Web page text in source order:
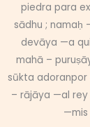
piedra para
sādhu ; namaḥ
devāya —a
mahā –
sūkta
– rājāya —al rey
—mis